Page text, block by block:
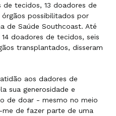
de tecidos, 13 doadores de
possibilitados por
de Saúde Southcoast. Até
doadores de tecidos, seis
transplantados, disseram
aos dadores de
sua generosidade e
de doar - mesmo no meio
de fazer parte de uma